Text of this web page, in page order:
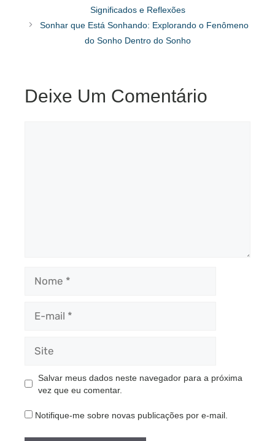
Significados e Reflexões
Sonhar que Está Sonhando: Explorando o Fenômeno
do Sonho Dentro do Sonho
Deixe Um Comentário
mail
Salvar meus dados neste navegador para a próxima
vez que eu comentar.
Notifique-me sobre novas publicações por e-mail.